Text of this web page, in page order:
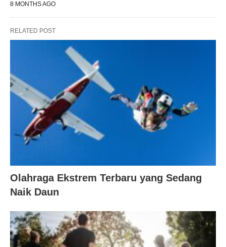
8 MONTHS AGO
RELATED POST
Olahraga Ekstrem Terbaru yang Sedang
Naik Daun